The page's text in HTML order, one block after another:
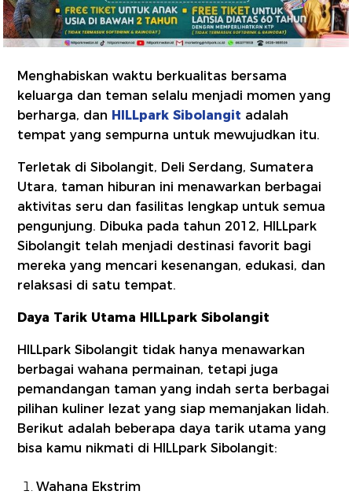
Menghabiskan waktu berkualitas bersama
keluarga dan teman selalu menjadi momen yang
berharga, dan HILLpark Sibolangit adalah
tempat yang sempurna untuk mewujudkan itu.
Terletak di Sibolangit, Deli Serdang, Sumatera
Utara, taman hiburan ini menawarkan berbagai
aktivitas seru dan fasilitas lengkap untuk semua
pengunjung. Dibuka pada tahun 2012, HILLpark
Sibolangit telah menjadi destinasi favorit bagi
mereka yang mencari kesenangan, edukasi, dan
relaksasi di satu tempat.
Daya Tarik Utama HILLpark Sibolangit
HILLpark Sibolangit tidak hanya menawarkan
berbagai wahana permainan, tetapi juga
pemandangan taman yang indah serta berbagai
pilihan kuliner lezat yang siap memanjakan lidah.
Berikut adalah beberapa daya tarik utama yang
bisa kamu nikmati di HILLpark Sibolangit:
Wahana Ekstrim